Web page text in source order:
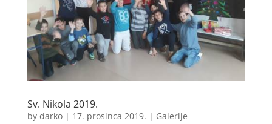
Sv. Nikola 2019.
by darko| 17. prosinca 2019. | Galerije